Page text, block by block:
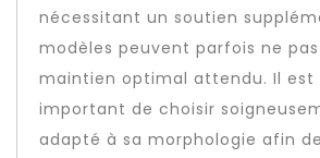
nécessitant un soutien
modèles peuvent parfois ne
maintien optimal attendu. Il est
important de choisir
adapté à sa morphologie afin